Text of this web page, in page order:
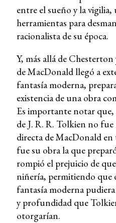
entre el sueño y la
herramientas para
racionalista de su época.
Y, más allá de
de MacDonald llegó a
fantasía moderna,
existencia de una obra
Es importante notar
de J. R. R. Tolkien no
directa de MacDonald
fue su obra la que
rompió el prejuicio de
niñería, permitiendo que
fantasía moderna
y profundidad que
otorgarían.